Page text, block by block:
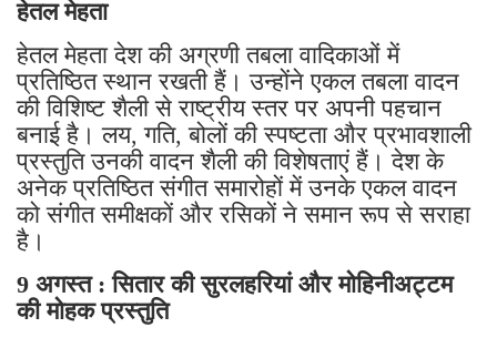
हेतल मेहता
हेतल मेहता देश की अग्रणी तबला वादिकाओं में
प्रतिष्ठित स्थान रखती हैं। उन्होंने एकल तबला वादन
की विशिष्ट शैली से राष्ट्रीय स्तर पर अपनी पहचान
बनाई है। लय, गति, बोलों की स्पष्टता और प्रभावशाली
प्रस्तुति उनकी वादन शैली की विशेषताएं हैं। देश के
अनेक प्रतिष्ठित संगीत समारोहों में उनके एकल वादन
को संगीत समीक्षकों और रसिकों ने समान रूप से सराहा
है।
9 अगस्त : सितार की सुरलहरियां और मोहिनीअट्टम
की मोहक प्रस्तुति